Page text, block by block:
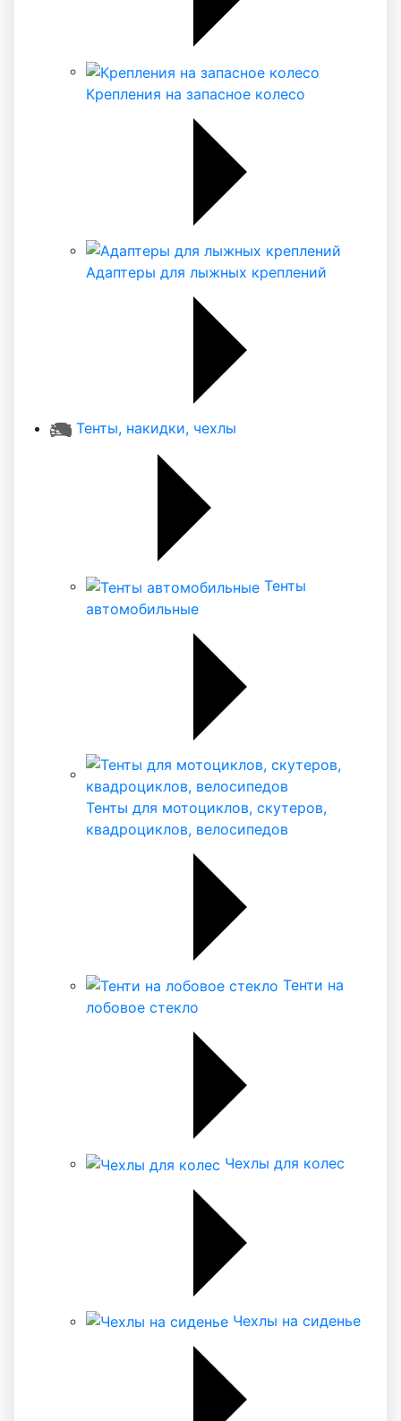
Крепления на запасное колесо
Адаптеры для лыжных креплений
Тенты, накидки, чехлы
Тенты
автомобильные
Тенты для мотоциклов, скутеров,
квадроциклов, велосипедов
Тенти на
лобовое стекло
Чехлы для колес
Чехлы на сиденье